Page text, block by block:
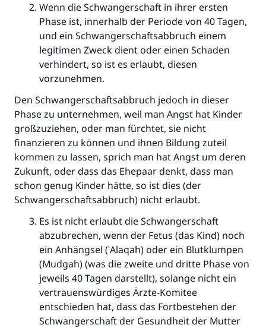
Wenn die Schwangerschaft in ihrer ersten
Phase ist, innerhalb der Periode von 40 Tagen,
und ein Schwangerschaftsabbruch einem
legitimen Zweck dient oder einen Schaden
verhindert, so ist es erlaubt, diesen
vorzunehmen.
Den Schwangerschaftsabbruch jedoch in dieser
Phase zu unternehmen, weil man Angst hat Kinder
großzuziehen, oder man fürchtet, sie nicht
finanzieren zu können und ihnen Bildung zuteil
kommen zu lassen, sprich man hat Angst um deren
Zukunft, oder dass das Ehepaar denkt, dass man
schon genug Kinder hätte, so ist dies (der
Schwangerschaftsabbruch) nicht erlaubt.
Es ist nicht erlaubt die Schwangerschaft
abzubrechen, wenn der Fetus (das Kind) noch
ein Anhängsel (ʿAlaqah) oder ein Blutklumpen
(Mudgah) (was die zweite und dritte Phase von
jeweils 40 Tagen darstellt), solange nicht ein
vertrauenswürdiges Ärzte-Komitee
entschieden hat, dass das Fortbestehen der
Schwangerschaft der Gesundheit der Mutter
Die Antwort Nr. 110845 rettete eine
Ehe.
Unterstütze die Arbeit von Islam Q&A
Der Prophet -Allahs Segen und Frieden auf
ihm- sagte:
"Wer zum Guten aufruft, hat den Lohn
desjenigen, der sie durchführt."